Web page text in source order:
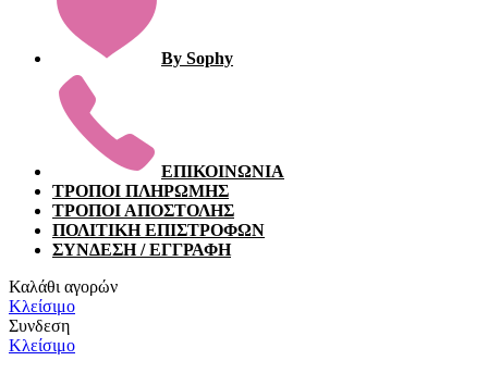
By Sophy
ΕΠΙΚΟΙΝΩΝΙΑ
ΤΡΟΠΟΙ ΠΛΗΡΩΜΗΣ
ΤΡΟΠΟΙ ΑΠΟΣΤΟΛΗΣ
ΠΟΛΙΤΙΚΗ ΕΠΙΣΤΡΟΦΩΝ
ΣΥΝΔΕΣΗ / ΕΓΓΡΑΦΗ
Καλάθι αγορών
Κλείσιμο
Συνδεση
Κλείσιμο